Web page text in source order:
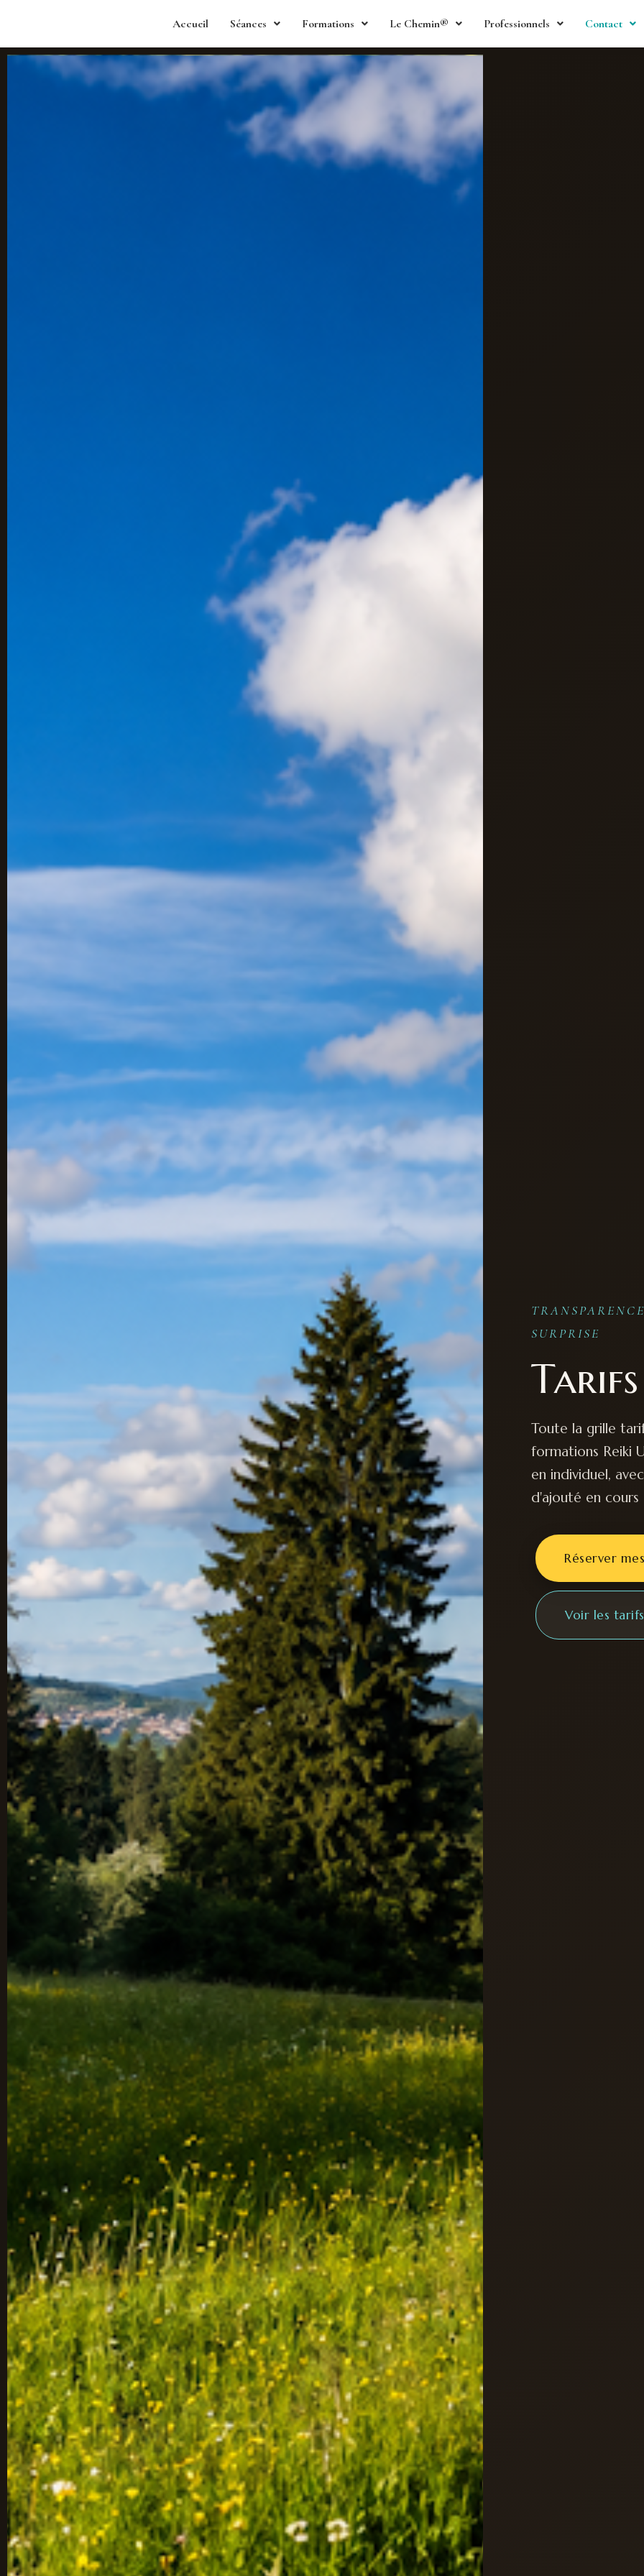
Accueil Séances Formations Le Chemin® Professionnels Contact
SURPRISE
Toute la grille
formations Reiki
en individuel,
d'ajouté en
Réserver
Voir les tarifs